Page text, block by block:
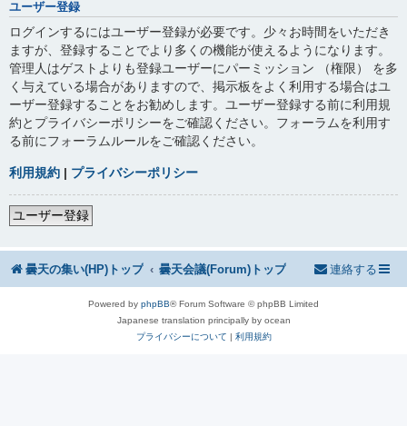
ユーザー登録
ログインするにはユーザー登録が必要です。少々お時間をいただき
ますが、登録することでより多くの機能が使えるようになります。
管理人はゲストよりも登録ユーザーにパーミッション （権限） を多
く与えている場合がありますので、掲示板をよく利用する場合はユ
ーザー登録することをお勧めします。ユーザー登録する前に利用規
約とプライバシーポリシーをご確認ください。フォーラムを利用す
る前にフォーラムルールをご確認ください。
利用規約 | プライバシーポリシー
ユーザー登録
曇天の集い(HP)トップ 曇天会議(Forum)トップ 連絡する
Powered by phpBB® Forum Software © phpBB Limited
Japanese translation principally by ocean
プライバシーについて | 利用規約